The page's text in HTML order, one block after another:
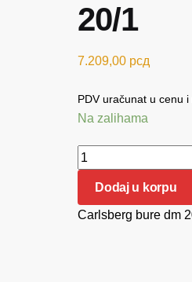
20/1
7.209,00 рсд
PDV uračunat u cenu
Na zalihama
Carlsberg bure Flex
Dodaj u korpu
Carlsberg bure dm